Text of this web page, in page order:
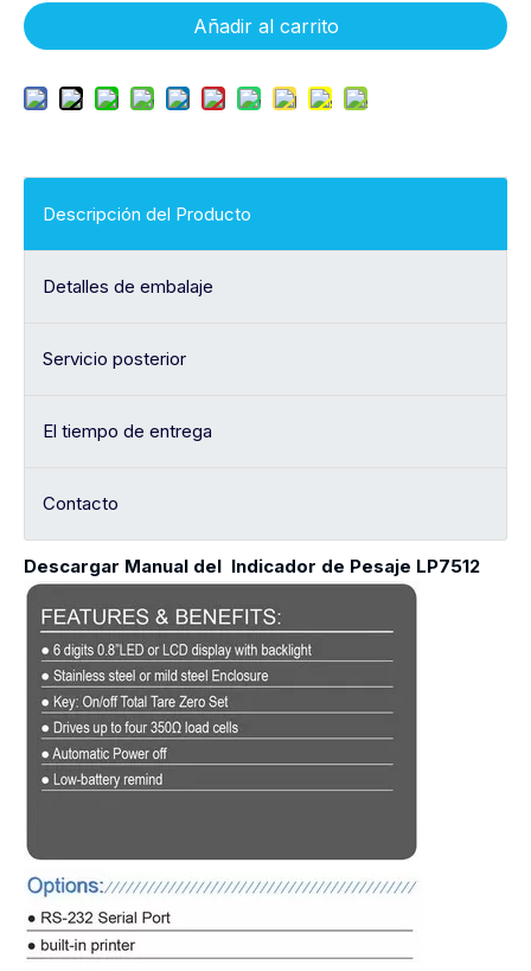
Añadir al carrito
Descripción del Producto
Detalles de embalaje
Servicio posterior
El tiempo de entrega
Contacto
Descargar Manual del Indicador de Pesaje LP7512